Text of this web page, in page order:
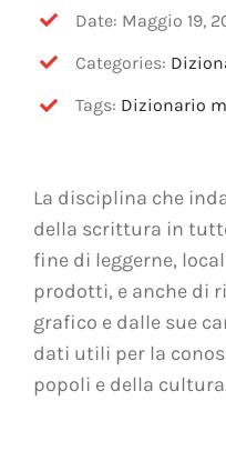
OFF TOPIC
CONTATTI
Date: Maggio 19,
Categories:
Tags: Dizionario
La disciplina che
della scrittura in
fine di leggerne,
prodotti, e anche di
grafico e dalle sue
dati utili per la
popoli e della